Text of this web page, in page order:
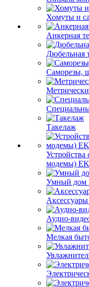
Хомуты и
Анкерная
Дюбельная
Саморезы,
Такелаж
модемы)
Умный дом
Аудио-
Мелкая